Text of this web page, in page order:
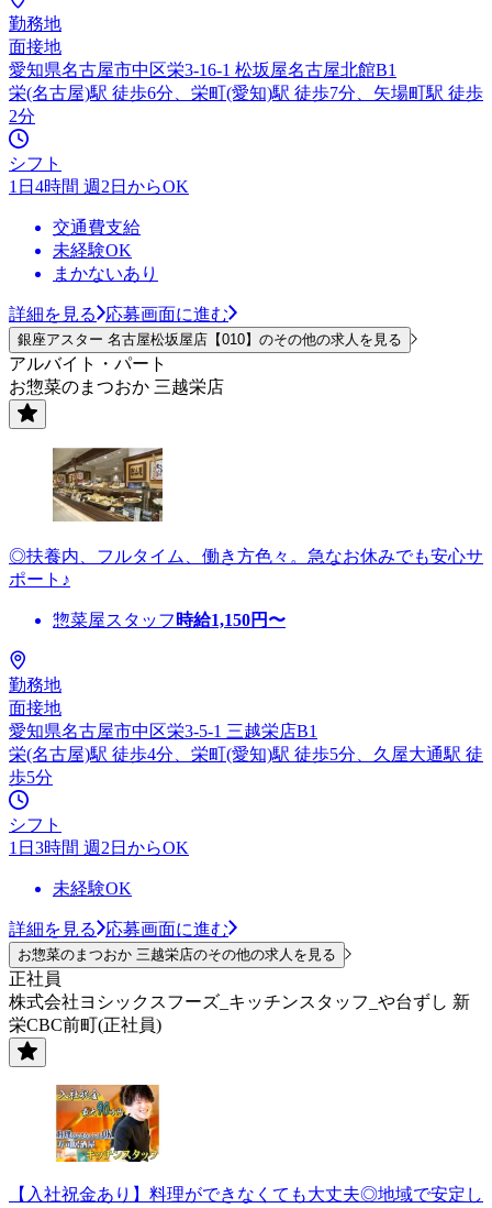
勤務地
面接地
愛知県名古屋市中区栄3-16-1 松坂屋名古屋北館B1
栄(名古屋)駅 徒歩6分、栄町(愛知)駅 徒歩7分、矢場町駅 徒歩
2分
シフト
1日4時間 週2日からOK
交通費支給
未経験OK
まかないあり
詳細を見る 応募画面に進む
銀座アスター 名古屋松坂屋店【010】のその他の求人を見る
アルバイト・パート
お惣菜のまつおか 三越栄店
◎扶養内、フルタイム、働き方色々。急なお休みでも安心サ
ポート♪
惣菜屋スタッフ 時給1,150円〜
勤務地
面接地
愛知県名古屋市中区栄3-5-1 三越栄店B1
栄(名古屋)駅 徒歩4分、栄町(愛知)駅 徒歩5分、久屋大通駅 徒
歩5分
シフト
1日3時間 週2日からOK
未経験OK
詳細を見る 応募画面に進む
お惣菜のまつおか 三越栄店のその他の求人を見る
正社員
株式会社ヨシックスフーズ_キッチンスタッフ_や台ずし 新
栄CBC前町(正社員)
【入社祝金あり】料理ができなくても大丈夫◎地域で安定し